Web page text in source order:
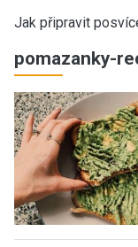
Jak připravit
pomazanky-